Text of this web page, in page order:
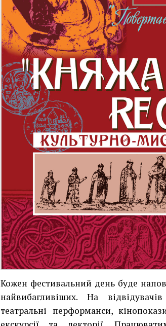
Кожен фестивальний день буде
найвибагливіших. На
театральні перформанси,